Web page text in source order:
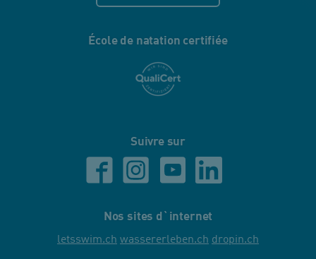
École de natation certifiée
Suivre sur
Nos sites d`internet
letsswim.ch wassererleben.ch dropin.ch